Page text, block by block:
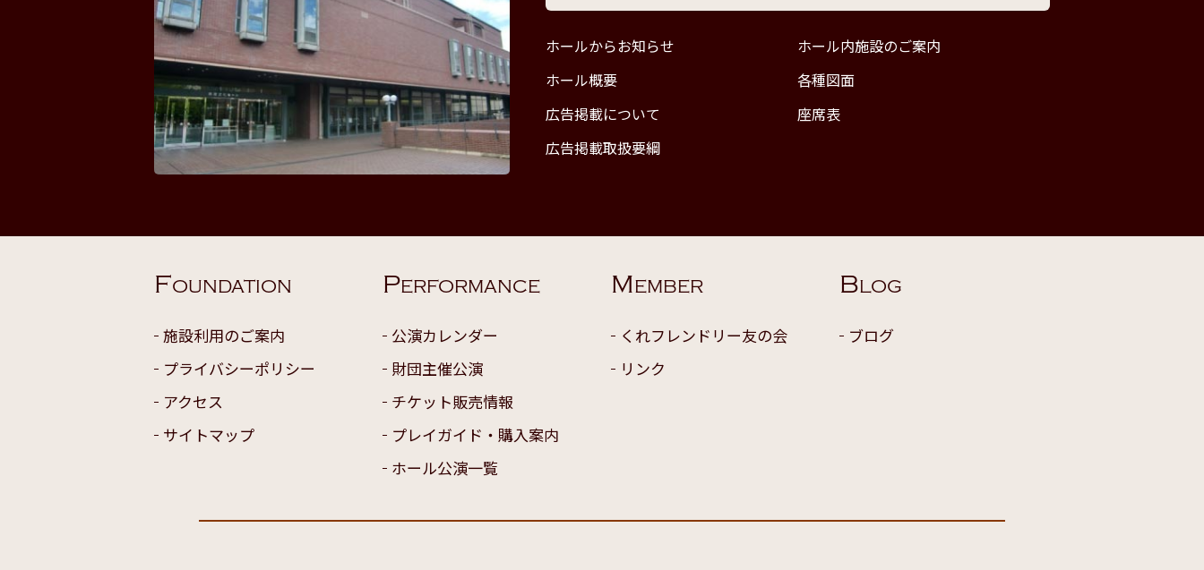
ホールからお知らせ
ホール内施設のご案内
ホール概要
各種図面
広告掲載について
座席表
広告掲載取扱要綱
FOUNDATION
施設利用のご案内
プライバシーポリシー
アクセス
サイトマップ
PERFORMANCE
公演カレンダー
財団主催公演
チケット販売情報
プレイガイド・購入案内
ホール公演一覧
MEMBER
くれフレンドリー友の会
リンク
BLOG
ブログ